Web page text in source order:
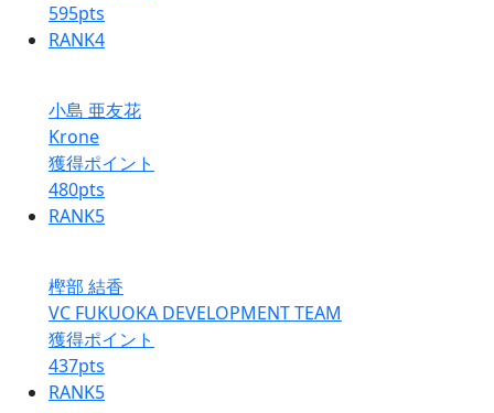
595pts
RANK4
小島 亜友花
Krone
獲得ポイント
480pts
RANK5
樫部 結香
VC FUKUOKA DEVELOPMENT TEAM
獲得ポイント
437pts
RANK5